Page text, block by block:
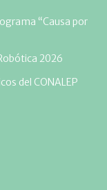
“Causa por
2026
del CONALEP